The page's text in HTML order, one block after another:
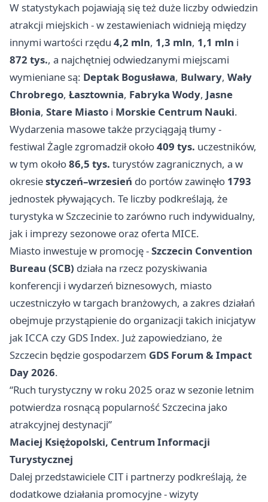
W statystykach pojawiają się też duże liczby odwiedzin
atrakcji miejskich - w zestawieniach widnieją między
innymi wartości rzędu 4,2 mln, 1,3 mln, 1,1 mln i
872 tys., a najchętniej odwiedzanymi miejscami
wymieniane są: Deptak Bogusława, Bulwary, Wały
Chrobrego, Łasztownia, Fabryka Wody, Jasne
Błonia, Stare Miasto i Morskie Centrum Nauki.
Wydarzenia masowe także przyciągają tłumy -
festiwal Żagle zgromadził około409 tys. uczestników,
w tym około86,5 tys. turystów zagranicznych, a w
okresiestyczeń–wrzesień do portów zawinęło 1793
jednostek pływających. Te liczby podkreślają, że
turystyka w Szczecinie to zarówno ruch indywidualny,
jak i imprezy sezonowe oraz oferta MICE.
Miasto inwestuje w promocję -Szczecin Convention
Bureau (SCB) działa na rzecz pozyskiwania
konferencji i wydarzeń biznesowych, miasto
uczestniczyło w targach branżowych, a zakres działań
obejmuje przystąpienie do organizacji takich inicjatyw
jak ICCA czy GDS Index. Już zapowiedziano, że
Szczecin będzie gospodarzem GDS Forum & Impact
Day 2026.
“Ruch turystyczny w roku 2025 oraz w sezonie letnim
potwierdza rosnącą popularność Szczecina jako
atrakcyjnej destynacji”
Maciej Księżopolski, Centrum Informacji
Turystycznej
Dalej przedstawiciele CIT i partnerzy podkreślają, że
dodatkowe działania promocyjne - wizyty